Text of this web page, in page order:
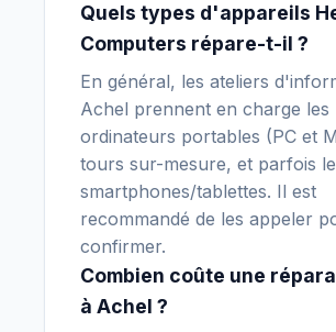
Quels types d'appareils
Computers répare-t-il ?
En général, les ateliers
Achel prennent en charge les
ordinateurs portables (PC et
tours sur-mesure, et parfois
smartphones/tablettes. Il est
recommandé de les appeler
confirmer.
Combien coûte une
à Achel ?